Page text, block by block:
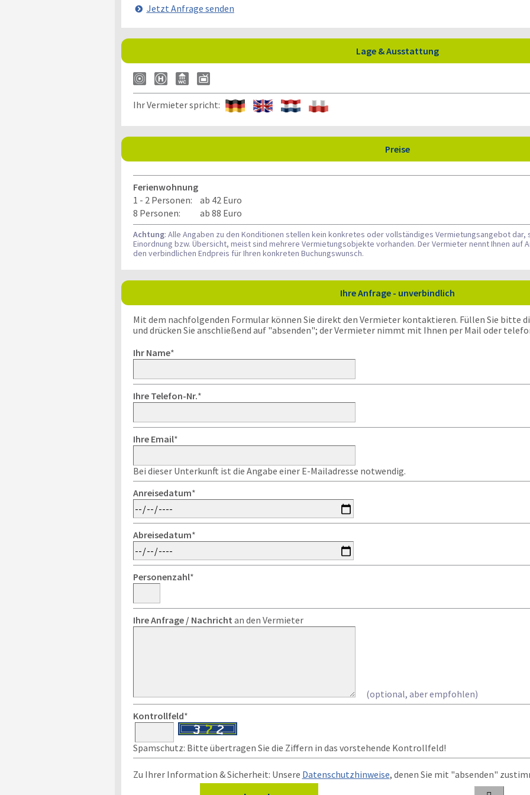
Jetzt Anfrage senden
Lage & Ausstattung
Ihr Vermieter spricht:
Preise
Ferienwohnung
1 - 2 Personen:
ab 42 Euro
8 Personen:
ab 88 Euro
Achtung: Alle Angaben zu den Konditionen stellen kein konkretes oder vollständiges Vermietungsangebot
Einordnung bzw. Übersicht, meist sind mehrere Vermietungsobjekte vorhanden. Der Vermieter nennt Ihnen auf
den verbindlichen Endpreis für Ihren konkreten Buchungswunsch.
Ihre Anfrage - unverbindlich
Mit dem nachfolgenden Formular können Sie direkt den Vermieter kontaktieren. Füllen Sie bitte
und drücken Sie anschließend auf "absenden"; der Vermieter nimmt mit Ihnen per Mail oder
Ihr Name*
Ihre Telefon-Nr.*
Ihre Email*
Bei dieser Unterkunft ist die Angabe einer E-Mailadresse notwendig.
Anreisedatum*
Abreisedatum*
Personenzahl*
Ihre Anfrage / Nachricht an den Vermieter
(optional, aber empfohlen)
Kontrollfeld*
Spamschutz: Bitte übertragen Sie die Ziffern in das vorstehende Kontrollfeld!
Zu Ihrer Information & Sicherheit: Unsere Datenschutzhinweise, denen Sie mit "absenden"